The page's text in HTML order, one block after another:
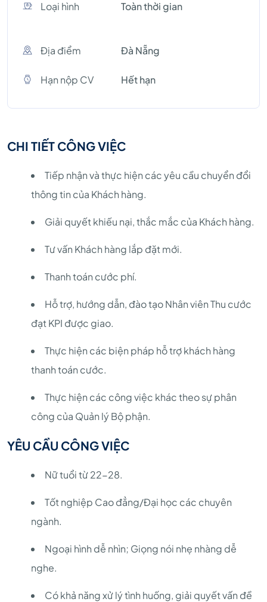
Loại hình Toàn thời gian
Địa điểm Đà Nẵng
Hạn nộp CV Hết hạn
CHI TIẾT CÔNG VIỆC
Tiếp nhận và thực hiện các yêu cầu chuyển đổi
thông tin của Khách hàng.
Giải quyết khiếu nại, thắc mắc của Khách hàng.
Tư vấn Khách hàng lắp đặt mới.
Thanh toán cước phí.
Hỗ trợ, hướng dẫn, đào tạo Nhân viên Thu cước
đạt KPI được giao.
Thực hiện các biện pháp hỗ trợ khách hàng
thanh toán cước.
Thực hiện các công việc khác theo sự phân
công của Quản lý Bộ phận.
YÊU CẦU CÔNG VIỆC
Nữ tuổi từ 22-28.
Tốt nghiệp Cao đẳng/Đại học các chuyên
ngành.
Ngoại hình dễ nhìn; Giọng nói nhẹ nhàng dễ
nghe.
Có khả năng xử lý tình huống, giải quyết vấn đề